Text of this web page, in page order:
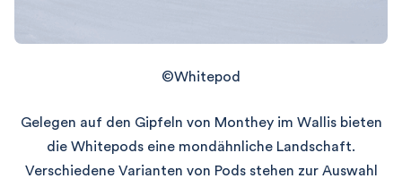
©Whitepod
Gelegen auf den Gipfeln von Monthey im Wallis bieten
die Whitepods eine mondähnliche Landschaft.
Verschiedene Varianten von Pods stehen zur Auswahl